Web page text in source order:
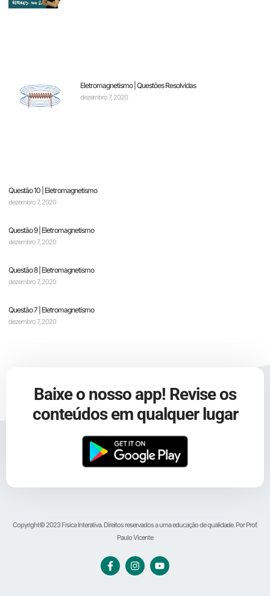
Eletromagnetismo | Questões Resolvidas
dezembro 7, 2020
Questão 10 | Eletromagnetismo
dezembro 7, 2020
Questão 9 | Eletromagnetismo
dezembro 7, 2020
Questão 8 | Eletromagnetismo
dezembro 7, 2020
Questão 7 | Eletromagnetismo
dezembro 7, 2020
Baixe o nosso app! Revise os
conteúdos em qualquer lugar
Copyright© 2023 Física Interativa. Direitos reservados a uma educação de qualidade. Por Prof.
Paulo Vicente